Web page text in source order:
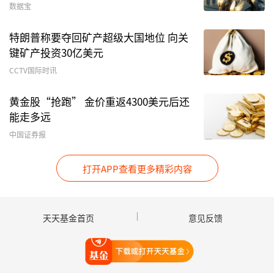
“越是这种阶段，越要敬畏市场，回归投资本心，
言，当前应控制仓位、优选个股，做好应对各种可
能性的准备，方为长久之计。”夏风光表示。
逾2000只产品近3年平均创新高31次
数据宝
特朗普称要夺回矿产超级大国地位 向关
键矿产投资30亿美元
CCTV国际时讯
黄金股“抢跑” 金价重返4300美元后还
能走多远
中国证券报
打开APP查看更多精彩内容
天天基金首页 意见反馈
打开天天基金